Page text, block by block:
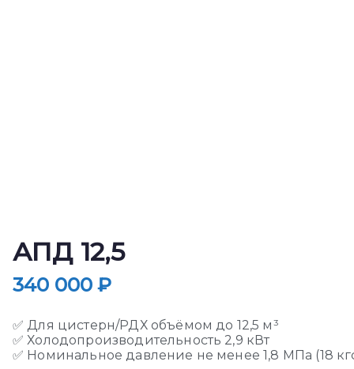
АПД 12,5
340 000₽
✅ Для цистерн/РДХ объёмом до 12,5 м³
✅ Холодопроизводительность 2,9 кВт
✅ Номинальное давление не менее 1,8 МПа (18